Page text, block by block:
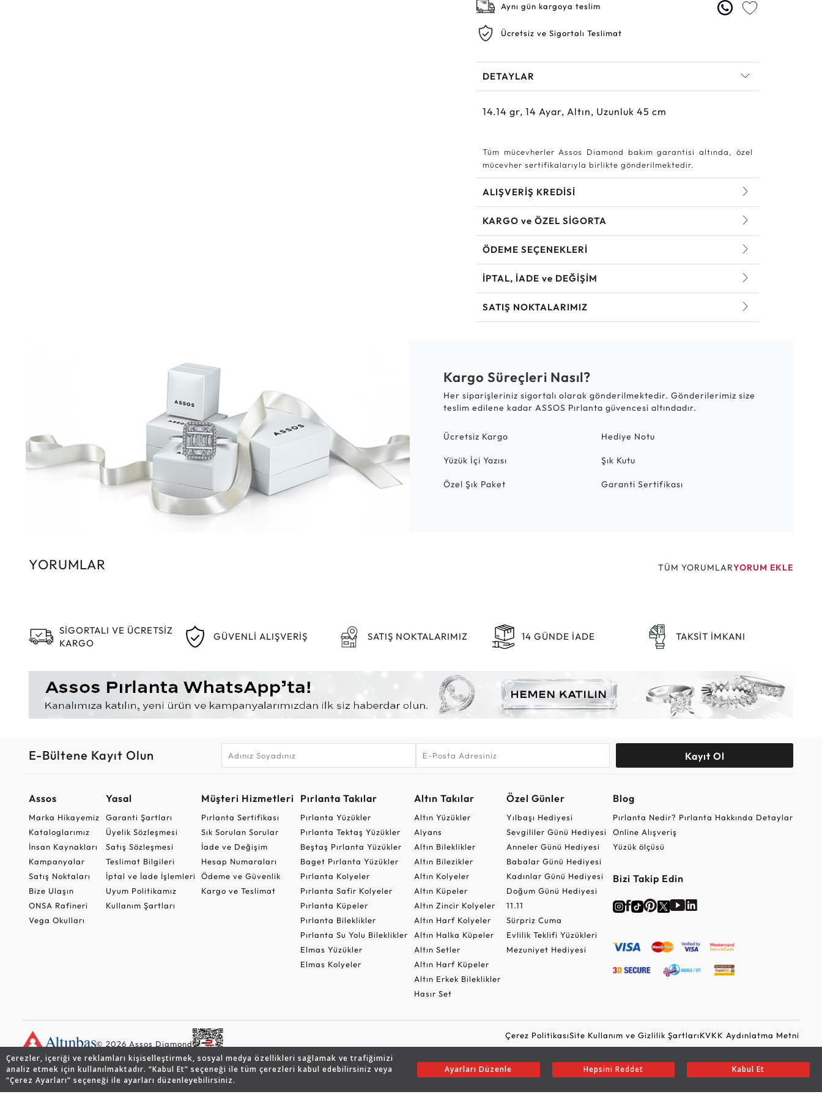
Çerezler, içeriği ve reklamları kişiselleştirmek, sosyal medya özellikleri sağlamak ve trafiğimizi
analiz etmek için kullanılmaktadır. “Kabul Et” seçeneği ile tüm çerezleri kabul edebilirsiniz veya
“Çerez Ayarları” seçeneği ile ayarları düzenleyebilirsiniz.
Ayarları Düzenle Hepsini Reddet Kabul Et
Aynı gün kargoya teslim
Ücretsiz ve Sigortalı Teslimat
DETAYLAR
14.14gr,14Ayar, Altın, Uzunluk 45 cm
Tüm mücevherler Assos Diamond bakım garantisi altında, özel
mücevher sertifikalarıyla birlikte gönderilmektedir.
ALIŞVERİŞ KREDİSİ
KARGO ve ÖZEL SİGORTA
ÖDEME SEÇENEKLERİ
İPTAL, İADE ve DEĞİŞİM
SATIŞ NOKTALARIMIZ
Kargo Süreçleri Nasıl?
Her siparişleriniz sigortalı olarak gönderilmektedir. Gönderilerimiz size
teslim edilene kadar ASSOS Pırlanta güvencesi altındadır.
Ücretsiz Kargo Hediye Notu
Yüzük İçi Yazısı Şık Kutu
Özel Şık Paket Garanti Sertifikası
YORUMLAR TÜM YORUMLARYORUM EKLE
SİGORTALI VE ÜCRETSİZ
KARGO
GÜVENLİ ALIŞVERİŞ SATIŞ NOKTALARIMIZ 14 GÜNDE İADE TAKSİT İMKANI
E-Bültene Kayıt Olun Kayıt Ol
Assos
Marka Hikayemiz
Kataloglarımız
İnsan Kaynakları
Kampanyalar
Satış Noktaları
Bize Ulaşın
ONSA Rafineri
Vega Okulları
Yasal
Garanti Şartları
Üyelik Sözleşmesi
Satış Sözleşmesi
Teslimat Bilgileri
İptal ve İade İşlemleri
Uyum Politikamız
Kullanım Şartları
Müşteri Hizmetleri
Pırlanta Sertifikası
Sık Sorulan Sorular
İade ve Değişim
Hesap Numaraları
Ödeme ve Güvenlik
Kargo ve Teslimat
Pırlanta Takılar
Pırlanta Yüzükler
Pırlanta Tektaş Yüzükler
Beştaş Pırlanta Yüzükler
Baget Pırlanta Yüzükler
Pırlanta Kolyeler
Pırlanta Safir Kolyeler
Pırlanta Küpeler
Pırlanta Bileklikler
Pırlanta Su Yolu Bileklikler
Elmas Yüzükler
Elmas Kolyeler
Altın Takılar
Altın Yüzükler
Alyans
Altın Bileklikler
Altın Bilezikler
Altın Kolyeler
Altın Küpeler
Altın Zincir Kolyeler
Altın Harf Kolyeler
Altın Halka Küpeler
Altın Setler
Altın Harf Küpeler
Altın Erkek Bileklikler
Hasır Set
Özel Günler
Yılbaşı Hediyesi
Sevgililer Günü Hediyesi
Anneler Günü Hediyesi
Babalar Günü Hediyesi
Kadınlar Günü Hediyesi
Doğum Günü Hediyesi
11.11
Sürpriz Cuma
Evlilik Teklifi Yüzükleri
Mezuniyet Hediyesi
Blog
Pırlanta Nedir? Pırlanta Hakkında Detaylar
Online Alışveriş
Yüzük ölçüsü
Bizi Takip Edin
© 2026 Assos Diamond
Çerez PolitikasıSite Kullanım ve Gizlilik ŞartlarıKVKK Aydınlatma Metni